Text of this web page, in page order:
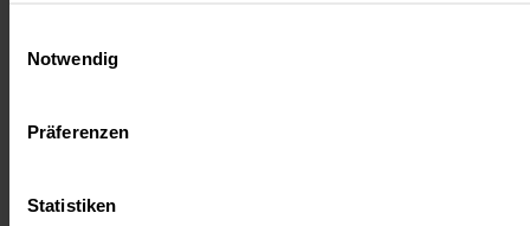
Notwendig
Präferenzen
Statistiken